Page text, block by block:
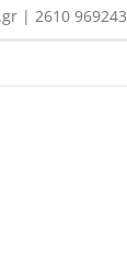
| 2610 969243